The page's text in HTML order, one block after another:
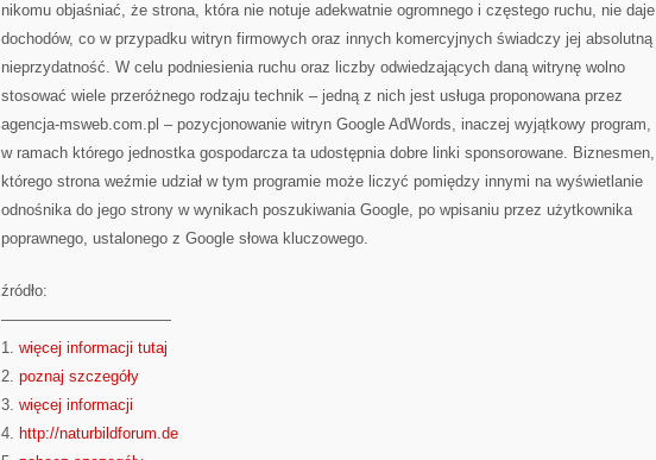
nikomu objaśniać, że strona, która nie notuje adekwatnie ogromnego i częstego ruchu, nie daje
dochodów, co w przypadku witryn firmowych oraz innych komercyjnych świadczy jej absolutną
nieprzydatność. W celu podniesienia ruchu oraz liczby odwiedzających daną witrynę wolno
stosować wiele przeróżnego rodzaju technik – jedną z nich jest usługa proponowana przez
agencja-msweb.com.pl – pozycjonowanie witryn Google AdWords, inaczej wyjątkowy program,
w ramach którego jednostka gospodarcza ta udostępnia dobre linki sponsorowane. Biznesmen,
którego strona weźmie udział w tym programie może liczyć pomiędzy innymi na wyświetlanie
odnośnika do jego strony w wynikach poszukiwania Google, po wpisaniu przez użytkownika
poprawnego, ustalonego z Google słowa kluczowego.
źródło:
———————————
1. więcej informacji tutaj
2. poznaj szczegóły
3. więcej informacji
4. http://naturbildforum.de